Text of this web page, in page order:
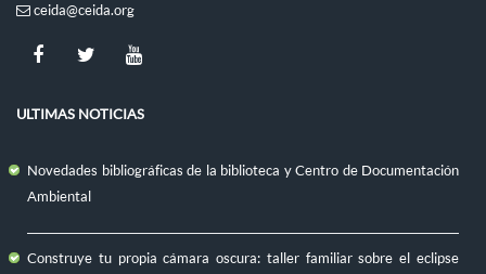
ceida@ceida.org
ULTIMAS NOTICIAS
Novedades bibliográficas de la biblioteca y Centro de Documentación
Ambiental
Construye tu propia cámara oscura: taller familiar sobre el eclipse